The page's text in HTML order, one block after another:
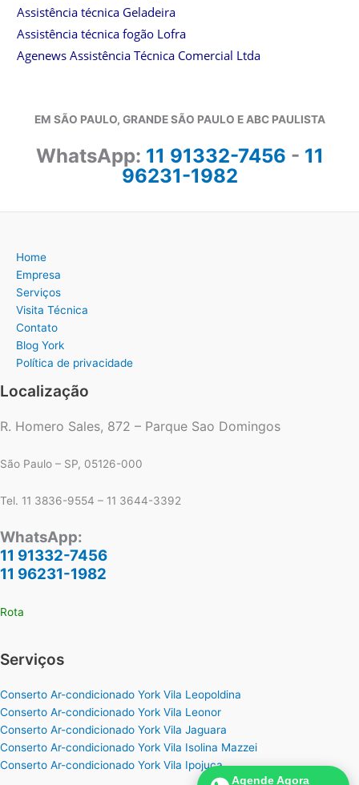
Assistência técnica Geladeira
Assistência técnica fogão Lofra
Agenews Assistência Técnica Comercial Ltda
EM SÃO PAULO, GRANDE SÃO PAULO E ABC PAULISTA
WhatsApp: 11 91332-7456 - 11
96231-1982
Home
Empresa
Serviços
Visita Técnica
Contato
Blog York
Política de privacidade
Localização
R. Homero Sales, 872 – Parque Sao Domingos
São Paulo – SP, 05126-000
Tel. 11 3836-9554 – 11 3644-3392
WhatsApp:
11 91332-7456
11 96231-1982
Rota
Serviços
Conserto Ar-condicionado York Vila Leopoldina
Conserto Ar-condicionado York Vila Leonor
Conserto Ar-condicionado York Vila Jaguara
Conserto Ar-condicionado York Vila Isolina Mazzei
Conserto Ar-condicionado York Vila Ipojuca
Agende Agora